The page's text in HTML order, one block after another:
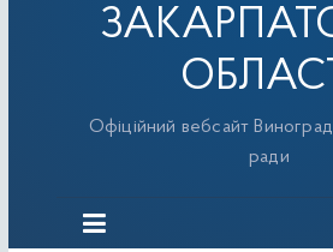
Офіційний вебсайт
ради